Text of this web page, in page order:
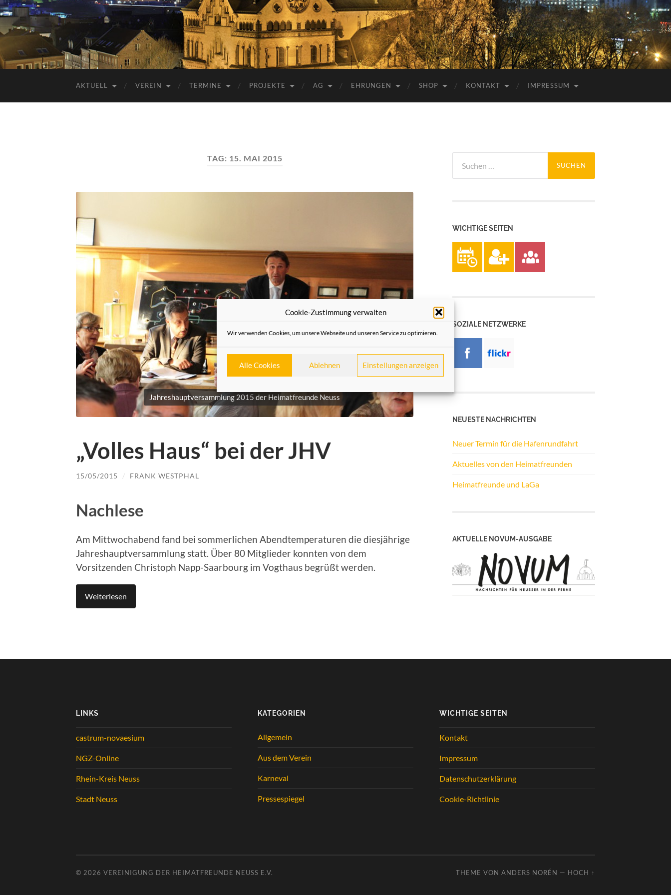
Cookie-Zustimmung verwalten
Wir verwenden Cookies, um unsere Webseite und unseren Service zu optimieren.
Alle Cookies Ablehnen Einstellungen anzeigen
AKTUELL VEREIN TERMINE PROJEKTE AG EHRUNGEN SHOP KONTAKT IMPRESSUM
TAG: 15. MAI 2015
Jahreshauptversammlung 2015 der Heimatfreunde Neuss
„Volles Haus“ bei der JHV
15/05/2015 / FRANK WESTPHAL
Nachlese
Am Mittwochabend fand bei sommerlichen Abendtemperaturen die diesjährige
Jahreshauptversammlung statt. Über 80 Mitglieder konnten von dem
Vorsitzenden Christoph Napp-Saarbourg im Vogthaus begrüßt werden.
Weiterlesen
nach:
WICHTIGE SEITEN
SOZIALE NETZWERKE
NEUESTE NACHRICHTEN
Neuer Termin für die Hafenrundfahrt
Aktuelles von den Heimatfreunden
Heimatfreunde und LaGa
AKTUELLE NOVUM-AUSGABE
LINKS
castrum-novaesium
NGZ-Online
Rhein-Kreis Neuss
Stadt Neuss
KATEGORIEN
Allgemein
Aus dem Verein
Karneval
Pressespiegel
WICHTIGE SEITEN
Kontakt
Impressum
Datenschutzerklärung
Cookie-Richtlinie
© 2026 VEREINIGUNG DER HEIMATFREUNDE NEUSS E.V. THEME VON ANDERS NORÉN — HOCH ↑